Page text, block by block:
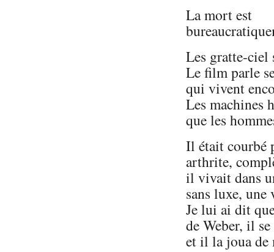
La mort est
Les gratte-ciel
Le film parle
qui vivent
Les machines
que les
Il était courbé
arthrite,
il vivait dans
sans luxe, une
Je lui ai dit
de Weber, il
et il la joua de